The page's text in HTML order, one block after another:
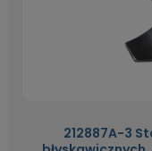
212887A-3